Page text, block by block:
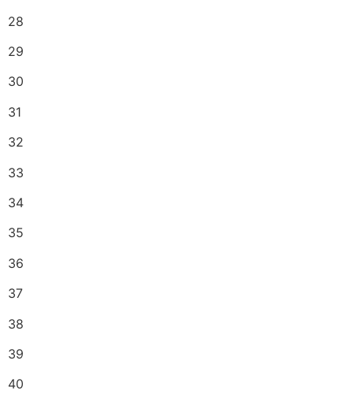
28
29
30
31
32
33
34
35
36
37
38
39
40